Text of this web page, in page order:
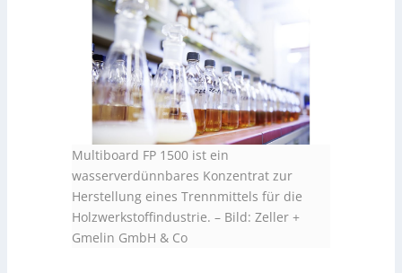
Multiboard FP 1500 ist ein
wasserverdünnbares Konzentrat zur
Herstellung eines Trennmittels für die
Holzwerkstoffindustrie. – Bild: Zeller +
Gmelin GmbH & Co